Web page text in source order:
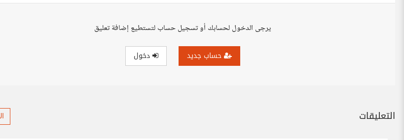
يرجى الدخول لحسابك أو تسجيل حساب لتستطيع إضافة تعليق
حساب جديد دخول
التعليقات